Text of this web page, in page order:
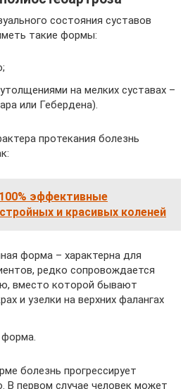
состояния суставов
такие формы:
на мелких суставах –
или Гебердена).
протекания болезнь
100% эффективные
и красивых коленей
форма – характерна для
редко сопровождается
вместо которой бывают
и узелки на верхних фалангах
болезнь прогрессирует
В первом случае человек может